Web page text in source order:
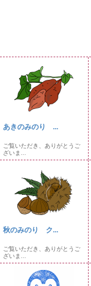
あきのみのり ...
ご覧いただき、ありがとうご
ざいま...
秋のみのり ク...
ご覧いただき、ありがとうご
ざいま...